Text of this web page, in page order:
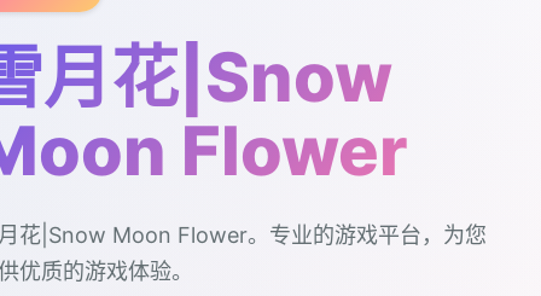
月花|Snow
Flower
花|Snow Moon Flower。专业的游戏平台，为您
优质的游戏体验。